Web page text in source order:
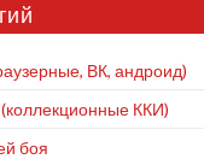
ВК, андроид)
(коллекционные ККИ)
боя